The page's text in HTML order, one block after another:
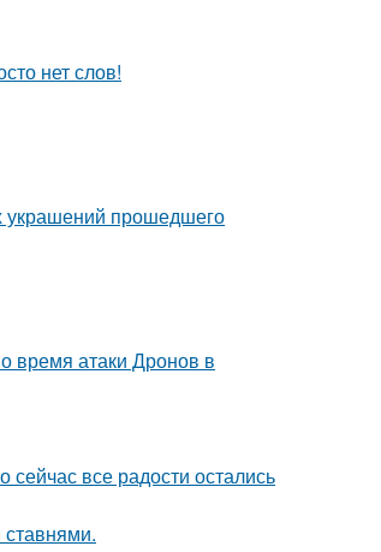
нет слов!
прошедшего
время атаки Дронов в
все радости остались